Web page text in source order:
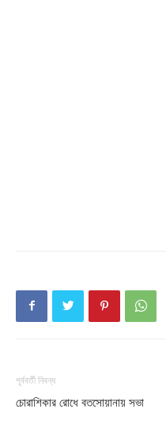
পূর্ববর্তী নিবন্ধ
চোরাশিকার রােধে বতসোয়ানায় সভা